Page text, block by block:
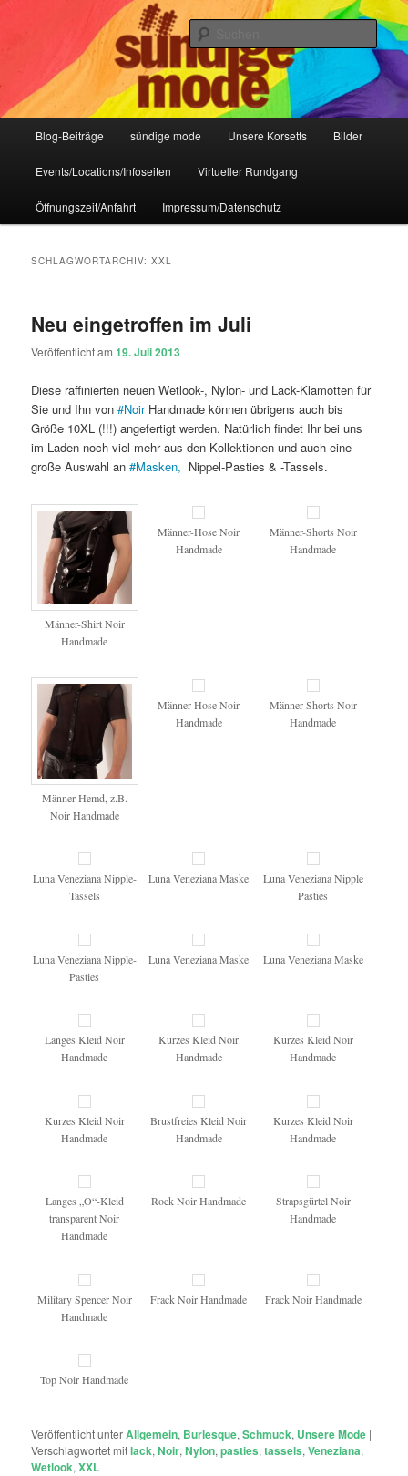
Sündige Mode Frankfurt
IHR Laden für Korsetts, Lifestyle-Mode, Club- und Dark-Wear seit 2004
Blog-Beiträge sündige mode Unsere Korsetts Bilder
Events/Locations/Infoseiten Virtueller Rundgang
Öffnungszeit/Anfahrt Impressum/Datenschutz
SCHLAGWORTARCHIV:XXL
Neu eingetroffen im Juli
Veröffentlicht am19. Juli 2013
Diese raffinierten neuen Wetlook-, Nylon- und Lack-Klamotten für
Sie und Ihn von #NoirHandmade können übrigens auch bis
Größe 10XL (!!!) angefertigt werden. Natürlich findet Ihr bei uns
im Laden noch viel mehr aus den Kollektionen und auch eine
große Auswahl an #Masken, Nippel-Pasties & -Tassels.
Männer-Shirt Noir
Handmade
Männer-Hose Noir
Handmade
Männer-Shorts Noir
Handmade
Männer-Hemd, z.B.
Noir Handmade
Männer-Hose Noir
Handmade
Männer-Shorts Noir
Handmade
Luna Veneziana Nipple-
Tassels
Luna Veneziana Maske
Luna Veneziana Nipple
Pasties
Luna Veneziana Nipple-
Pasties
Luna Veneziana Maske Luna Veneziana Maske
Langes Kleid Noir
Handmade
Kurzes Kleid Noir
Handmade
Kurzes Kleid Noir
Handmade
Kurzes Kleid Noir
Handmade
Brustfreies Kleid Noir
Handmade
Kurzes Kleid Noir
Handmade
Langes „O“-Kleid
transparent Noir
Handmade
Rock Noir Handmade
Strapsgürtel Noir
Handmade
Military Spencer Noir
Handmade
Frack Noir Handmade Frack Noir Handmade
Top Noir Handmade
Veröffentlicht unterAllgemein, Burlesque,Schmuck, Unsere Mode |
Verschlagwortet mitlack,Noir,Nylon,pasties,tassels,Veneziana,
Wetlook,XXL